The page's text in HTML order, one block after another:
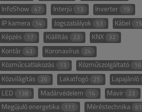
InfoShow 47 Interjú 13 Inverter 19
IP kamera 14 Jogszabályok 53 Kábel 15
Képzés 17 Kiállítás 23 KNX 32
Kontár 43 Koronavírus 24
Közműcsatlakozás 13 Közműszolgáltató 16
Közvilágítás 26 Lakatfogó 25 Lapajánló
LED 138 Madárvédelem 14 Mavir 23
Megújuló energetika 111 Méréstechnika 61